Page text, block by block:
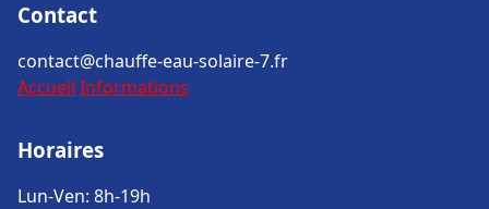
Contact
contact@chauffe-eau-solaire-7.fr
Accueil Informations
Horaires
Lun-Ven: 8h-19h